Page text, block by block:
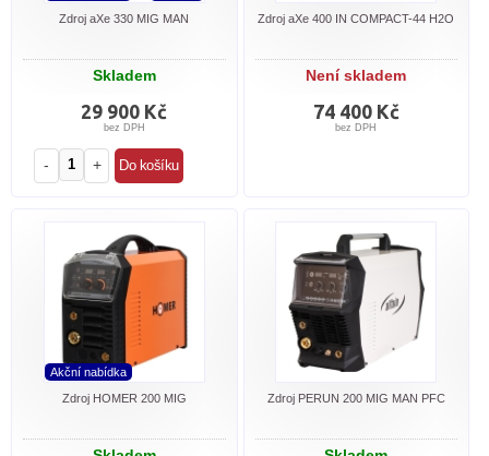
Zdroj aXe 330 MIG MAN
Skladem
29 900 Kč
bez DPH
- +
Zdroj aXe 400 IN COMPACT-44 H2O
Není skladem
74 400 Kč
bez DPH
Zdroj HOMER 200 MIG
Akční nabídka
Zdroj PERUN 200 MIG MAN PFC